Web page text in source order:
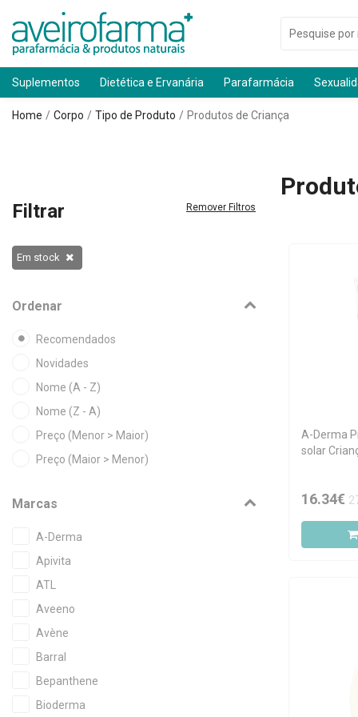
Suplementos Dietética e Ervanária Parafarmácia
Home Corpo Tipo de Produto Produtos de Criança
Filtrar Remover Filtros
Em stock
Ordenar
Recomendados
Novidades
Nome (A - Z)
Nome (Z - A)
Preço (Menor > Maior)
Preço (Maior > Menor)
Marcas
A-Derma
Apivita
ATL
Aveeno
Avène
Barral
Bepanthene
Bioderma
A-Derma
solar
16.34€